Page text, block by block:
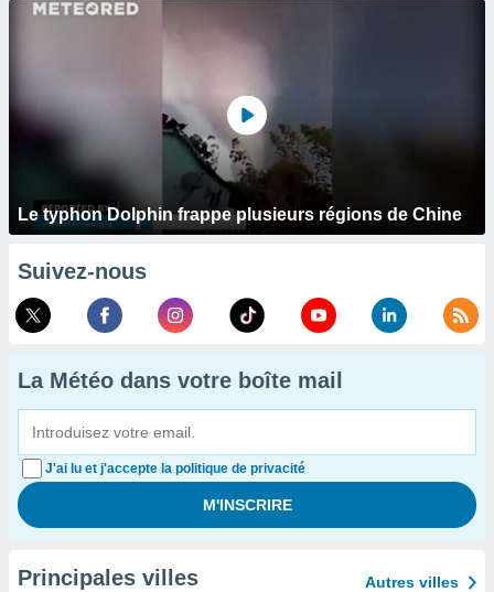
Le typhon Dolphin frappe plusieurs régions de Chine
Suivez-nous
La Météo dans votre boîte mail
J'ai lu et j'accepte la politique de privacité
Principales villes Autres villes